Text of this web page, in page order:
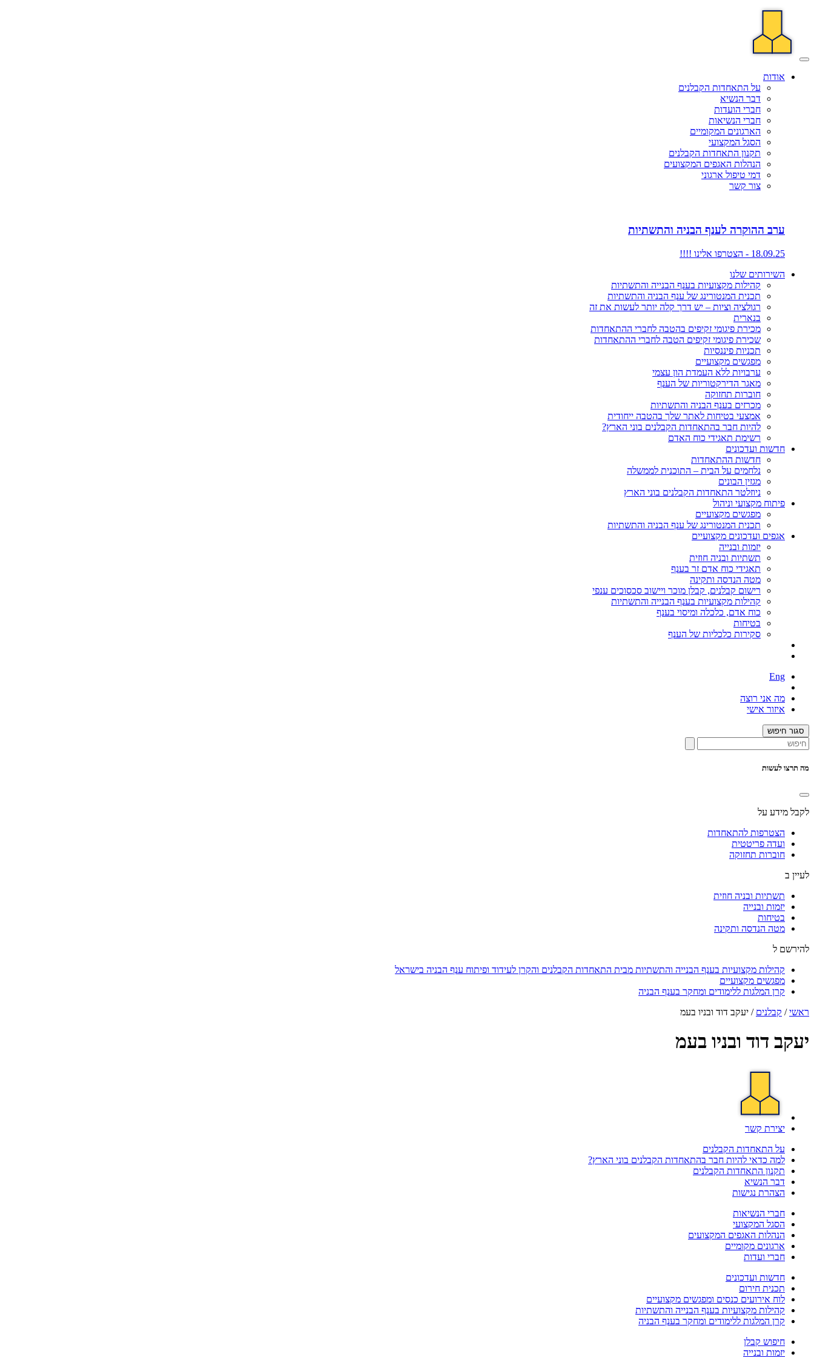
אודות
על התאחדות הקבלנים
דבר הנשיא
חברי הועדות
חברי הנשיאות
הארגונים המקומיים
הסגל המקצועי
תקנון התאחדות הקבלנים
הנהלות האגפים המקצועים
דמי טיפול ארגוני
צור קשר
ערב ההוקרה לענף הבניה והתשתיות
18.09.25 - הצטרפו אלינו !!!!
השירותים שלנו
קהילות מקצועיות בענף הבנייה והתשתיות
תכנית המנטורינג של ענף הבניה והתשתיות
רגולציה וציות – יש דרך קלה יותר לעשות את זה
בנארית
מכירת פיגומי זקיפים בהטבה לחברי ההתאחדות
שכירת פיגומי זקיפים הטבה לחברי ההתאחדות
תכניות פיננסיות
מפגשים מקצועיים
ערבויות ללא העמדת הון עצמי
מאגר הדירקטוריות של הענף
חוברות תחזוקה
מכרזים בענף הבניה והתשתיות
אמצעי בטיחות לאתר שלך בהטבה ייחודית
להיות חבר בהתאחדות הקבלנים בוני הארץ?
רשימת תאגידי כוח האדם
חדשות ועדכונים
חדשות ההתאחדות
נלחמים על הבית – התוכנית לממשלה
מגזין הבונים
ניוזלטר התאחדות הקבלנים בוני הארץ
פיתוח מקצועי וניהול
מפגשים מקצועיים
תכנית המנטורינג של ענף הבניה והתשתיות
אגפים ועדכונים מקצועיים
יזמות ובנייה
תשתיות ובניה חוזית
תאגידי כוח אדם זר בענף
מטה הנדסה ותקינה
רישום קבלנים, קבלן מוכר ויישוב סכסוכים ענפי
קהילות מקצועיות בענף הבנייה והתשתיות
כוח אדם, כלכלה ומיסוי בענף
בטיחות
סקירות כלכליות של הענף
Eng
מה אני רוצה
איזור אישי
סגור חיפוש
מה תרצו לעשות
לקבל מידע על
הצטרפות להתאחדות
ועדה פריטטית
חוברות תחזוקה
לעיין ב
תשתיות ובניה חוזית
יזמות ובנייה
בטיחות
מטה הנדסה ותקינה
להירשם ל
קהילות מקצועיות בענף הבנייה והתשתיות מבית התאחדות הקבלנים והקרן לעידוד ופיתוח ענף הבניה בישראל
מפגשים מקצועיים
קרן המלגות ללימודים ומחקר בענף הבניה
ראשי/ קבלנים / יעקב דוד ובניו בעמ
יעקב דוד ובניו בעמ
יצירת קשר
על התאחדות הקבלנים
למה כדאי להיות חבר בהתאחדות הקבלנים בוני הארץ?
תקנון התאחדות הקבלנים
דבר הנשיא
הצהרת נגישות
חברי הנשיאות
הסגל המקצועי
הנהלות האגפים המקצועים
ארגונים מקומיים
חברי ועדות
חדשות ועדכונים
תכנית חירום
לוח אירועים כנסים ומפגשים מקצועיים
קהילות מקצועיות בענף הבנייה והתשתיות
קרן המלגות ללימודים ומחקר בענף הבניה
חיפוש קבלן
יזמות ובנייה